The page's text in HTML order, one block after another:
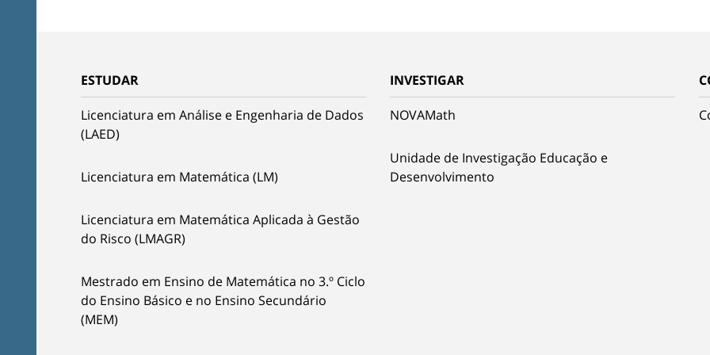
ESTUDAR
Licenciatura em Análise e Engenharia de Dados
(LAED)
Licenciatura em Matemática (LM)
Licenciatura em Matemática Aplicada à Gestão
do Risco (LMAGR)
Mestrado em Ensino de Matemática no 3.º Ciclo
do Ensino Básico e no Ensino Secundário
(MEM)
INVESTIGAR
NOVAMath
Unidade de Investigação Educação e
Desenvolvimento